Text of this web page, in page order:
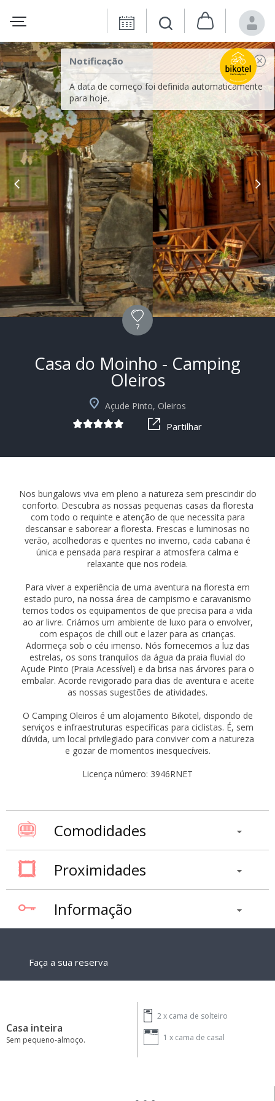
Notificação
A data de começo foi definida automaticamente
para hoje.
7
Casa do Moinho - Camping
Oleiros
Açude Pinto, Oleiros
Partilhar
Nos bungalows viva em pleno a natureza sem prescindir do
conforto. Descubra as nossas pequenas casas da floresta
com todo o requinte e atenção de que necessita para
descansar e saborear a floresta. Frescas e luminosas no
verão, acolhedoras e quentes no inverno, cada cabana é
única e pensada para respirar a atmosfera calma e
relaxante que nos rodeia.
Para viver a experiência de uma aventura na floresta em
estado puro, na nossa área de campismo e caravanismo
temos todos os equipamentos de que precisa para a vida
ao ar livre. Criámos um ambiente de luxo para o envolver,
com espaços de chill out e lazer para as crianças.
Adormeça sob o céu imenso. Nós fornecemos a luz das
estrelas, os sons tranquilos da água da praia fluvial do
Açude Pinto (Praia Acessível) e da brisa nas árvores para o
embalar. Acorde revigorado para dias de aventura e aceite
as nossas sugestões de atividades.
O Camping Oleiros é um alojamento Bikotel, dispondo de
serviços e infraestruturas específicas para ciclistas. É, sem
dúvida, um local privilegiado para conviver com a natureza
e gozar de momentos inesquecíveis.
Licença número: 3946RNET
Comodidades
Proximidades
Informação
Faça a sua reserva
Casa inteira
Sem pequeno-almoço.
2 x cama de solteiro
1 x cama de casal